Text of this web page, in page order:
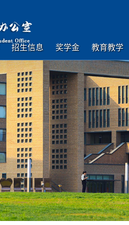
招生信息 奖学金 教育教学